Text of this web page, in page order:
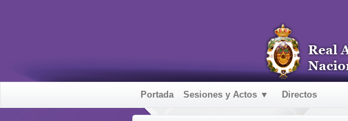
Portada Sesiones y Actos ▼ Directos